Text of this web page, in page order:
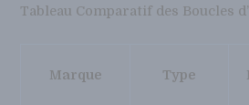
Tableau Comparatif des Boucles
Marque Type